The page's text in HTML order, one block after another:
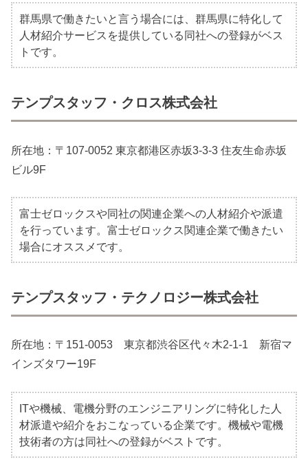
群馬県で働きたいと言う場合には、群馬県に特化して
人材紹介サービスを提供している同社への登録がベス
トです。
テンプスタッフ・クロス株式会社
所在地：〒107-0052 東京都港区赤坂3-3-3 住友生命赤坂
ビル9F
富士ゼロックスや同社の関連企業への人材紹介や派遣
を行っています。富士ゼロックス関連企業で働きたい
場合にオススメです。
テンプスタッフ・テクノロジー株式会社
所在地：〒151-0053 東京都渋谷区代々木2-1-1 新宿マ
インズタワー19F
ITや機械、電機分野のエンジニアリングに特化した人
材派遣や紹介をおこなっている企業です。機械や電機
技術者の方は同社への登録がベストです。